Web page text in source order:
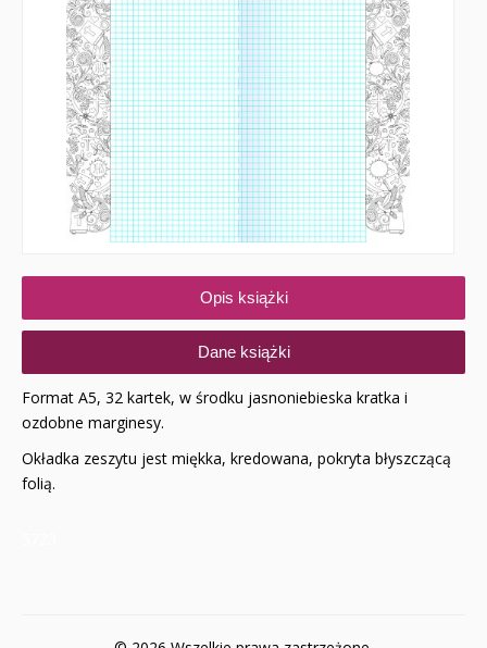
Opis książki
Dane książki
Format A5, 32 kartek, w środku jasnoniebieska kratka i
ozdobne marginesy.
Okładka zeszytu jest miękka, kredowana, pokryta błyszczącą
folią.